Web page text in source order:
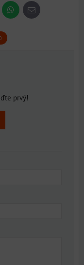
WhatsApp
E-
mail
prvý!